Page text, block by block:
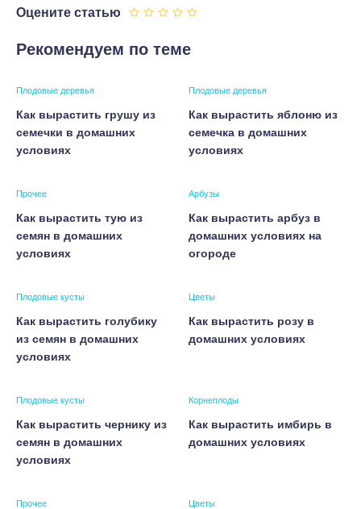
Оцените статью
Рекомендуем по теме
Плодовые деревья
Как вырастить грушу из
семечки в домашних
условиях
Плодовые деревья
Как вырастить яблоню из
семечка в домашних
условиях
Прочее
Как вырастить тую из
семян в домашних
условиях
Арбузы
Как вырастить арбуз в
домашних условиях на
огороде
Плодовые кусты
Как вырастить голубику
из семян в домашних
условиях
Цветы
Как вырастить розу в
домашних условиях
Плодовые кусты
Как вырастить чернику из
семян в домашних
условиях
Корнеплоды
Как вырастить имбирь в
домашних условиях
Прочее Цветы